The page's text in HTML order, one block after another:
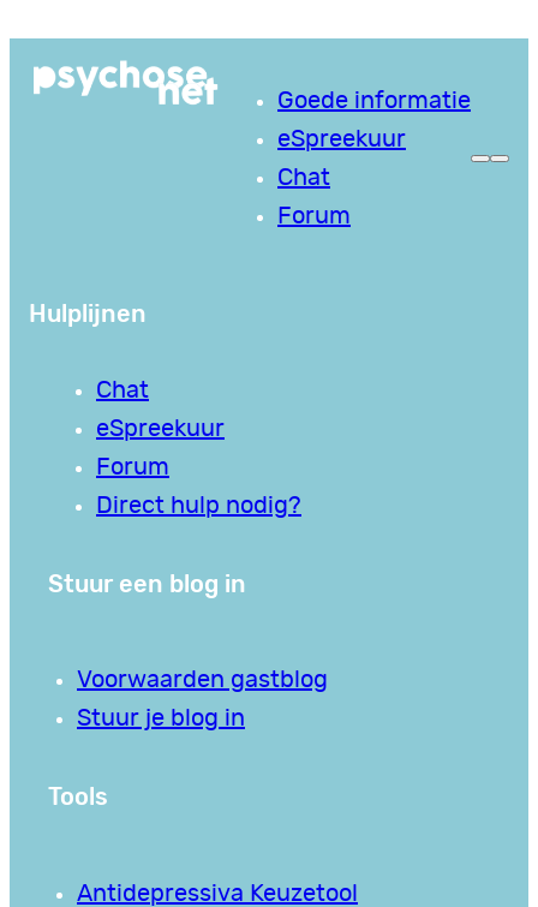
naar
Goede informatie
eSpreekuur
Chat
Forum
Hulplijnen
Chat
eSpreekuur
Forum
Direct hulp nodig?
Stuur een blog in
Voorwaarden gastblog
Stuur je blog in
Tools
Antidepressiva Keuzetool